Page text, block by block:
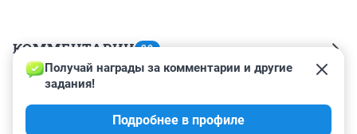
КОММЕНТАРИИ 20
Гость
Получай награды за комментарии и другие
задания!
Подробнее в профиле